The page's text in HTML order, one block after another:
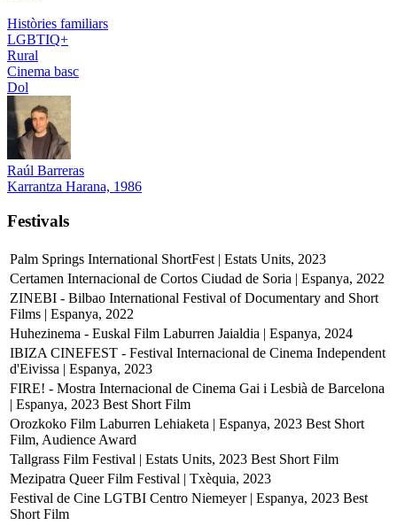
Històries familiars
LGBTIQ+
Rural
Cinema basc
Dol
Raúl Barreras
Karrantza Harana, 1986
Festivals
Palm Springs International ShortFest | Estats Units, 2023
Certamen Internacional de Cortos Ciudad de Soria | Espanya, 2022
ZINEBI - Bilbao International Festival of Documentary and Short
Films | Espanya, 2022
Huhezinema - Euskal Film Laburren Jaialdia | Espanya, 2024
IBIZA CINEFEST - Festival Internacional de Cinema Independent
d'Eivissa | Espanya, 2023
FIRE! - Mostra Internacional de Cinema Gai i Lesbià de Barcelona
| Espanya, 2023 Best Short Film
Orozkoko Film Laburren Lehiaketa | Espanya, 2023 Best Short
Film, Audience Award
Tallgrass Film Festival | Estats Units, 2023 Best Short Film
Mezipatra Queer Film Festival | Txèquia, 2023
Festival de Cine LGTBI Centro Niemeyer | Espanya, 2023 Best
Short Film